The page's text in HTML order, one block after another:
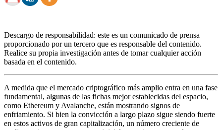
Descargo de responsabilidad: este es un comunicado de prensa
proporcionado por un tercero que es responsable del contenido.
Realice su propia investigación antes de tomar cualquier acción
basada en el contenido.
A medida que el mercado criptográfico más amplio entra en una fase
fundamental, algunas de las fichas mejor establecidas del espacio,
como Ethereum y Avalanche, están mostrando signos de
enfriamiento. Si bien la convicción a largo plazo sigue siendo fuerte
en estos activos de gran capitalización, un número creciente de